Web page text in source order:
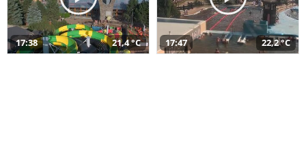
17:38 21,4 °C 17:47 22,2 °C